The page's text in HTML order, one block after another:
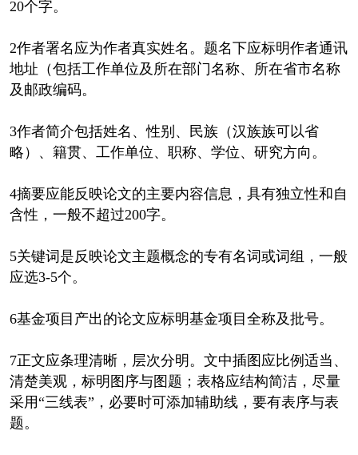
20个字。
2作者署名应为作者真实姓名。题名下应标明作者通讯
地址（包括工作单位及所在部门名称、所在省市名称
及邮政编码。
3作者简介包括姓名、性别、民族（汉族族可以省
略）、籍贯、工作单位、职称、学位、研究方向。
4摘要应能反映论文的主要内容信息，具有独立性和自
含性，一般不超过200字。
5关键词是反映论文主题概念的专有名词或词组，一般
应选3-5个。
6基金项目产出的论文应标明基金项目全称及批号。
7正文应条理清晰，层次分明。文中插图应比例适当、
清楚美观，标明图序与图题；表格应结构简洁，尽量
采用“三线表”，必要时可添加辅助线，要有表序与表
题。